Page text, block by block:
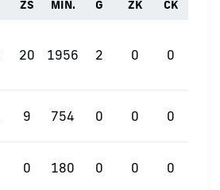
ZS MIN. G ŽK ČK
20 1956 2 0 0
9 754 0 0 0
0 180 0 0 0